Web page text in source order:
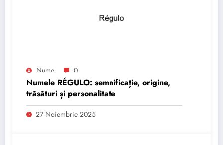
Nume 0
Numele RÉGULO: semnificație, origine,
trăsături și personalitate
27 Noiembrie 2025